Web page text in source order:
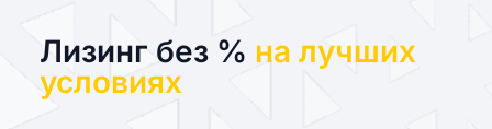
Лизинг без % на лучших
условиях